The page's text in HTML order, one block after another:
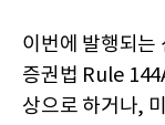
이번에 발행되는
증권법 Rule
상으로 하거나,